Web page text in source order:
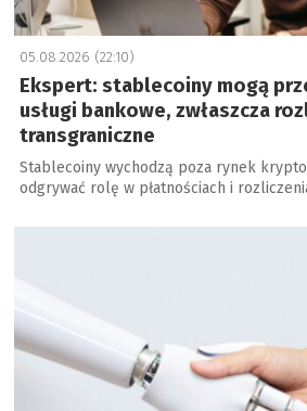
05.08.2026 (22:10)
Ekspert: stablecoiny mogą
usługi bankowe, zwłaszcza
transgraniczne
Stablecoiny wychodzą poza rynek
odgrywać rolę w płatnościach i
a